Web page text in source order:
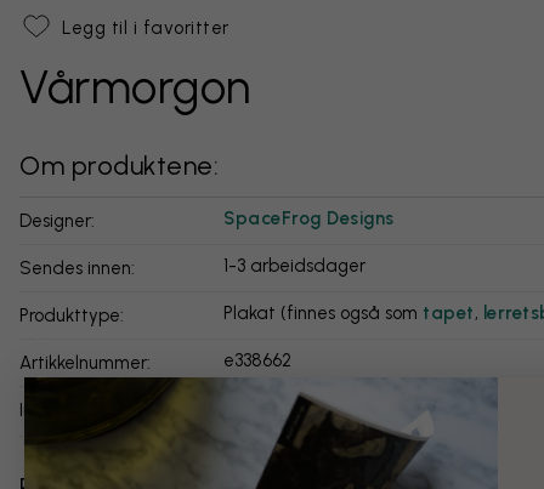
Legg til i favoritter
Vårmorgon
Om produktene:
Designer: SpaceFrog Designs
Sendes innen: 1-3 arbeidsdager
Produkttype: Plakat (finnes også som tapet,
Artikkelnummer: e338662
Les mer om våre plakater